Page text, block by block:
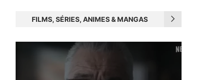
FILMS, SÉRIES, ANIMES & MANGAS